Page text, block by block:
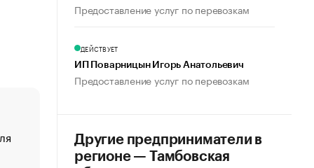
«От спорта тело стареет иначе». Как живет глава
создавшей GTA
Предоставление услуг по перевозкам
ДЕЙСТВУЕТ
ИП Поварницын Игорь Анатольевич
Предоставление услуг по перевозкам
Другие предприниматели в
регионе — Тамбовская